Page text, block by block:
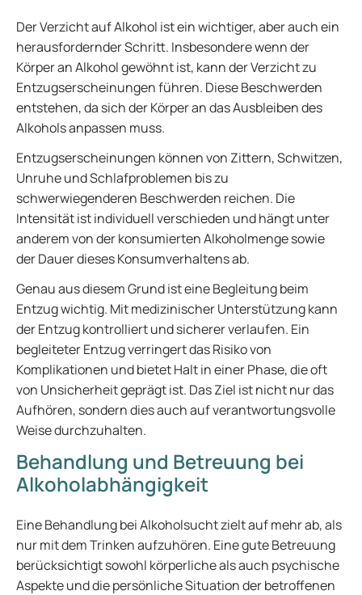
Der Verzicht auf Alkohol ist ein wichtiger, aber auch ein
herausfordernder Schritt. Insbesondere wenn der
Körper an Alkohol gewöhnt ist, kann der Verzicht zu
Entzugserscheinungen führen. Diese Beschwerden
entstehen, da sich der Körper an das Ausbleiben des
Alkohols anpassen muss.
Entzugserscheinungen können von Zittern, Schwitzen,
Unruhe und Schlafproblemen bis zu
schwerwiegenderen Beschwerden reichen. Die
Intensität ist individuell verschieden und hängt unter
anderem von der konsumierten Alkoholmenge sowie
der Dauer dieses Konsumverhaltens ab.
Genau aus diesem Grund ist eine Begleitung beim
Entzug wichtig. Mit medizinischer Unterstützung kann
der Entzug kontrolliert und sicherer verlaufen. Ein
begleiteter Entzug verringert das Risiko von
Komplikationen und bietet Halt in einer Phase, die oft
von Unsicherheit geprägt ist. Das Ziel ist nicht nur das
Aufhören, sondern dies auch auf verantwortungsvolle
Weise durchzuhalten.
Behandlung und Betreuung bei
Alkoholabhängigkeit
Eine Behandlung bei Alkoholsucht zielt auf mehr ab, als
nur mit dem Trinken aufzuhören. Eine gute Betreuung
berücksichtigt sowohl körperliche als auch psychische
Aspekte und die persönliche Situation der betroffenen